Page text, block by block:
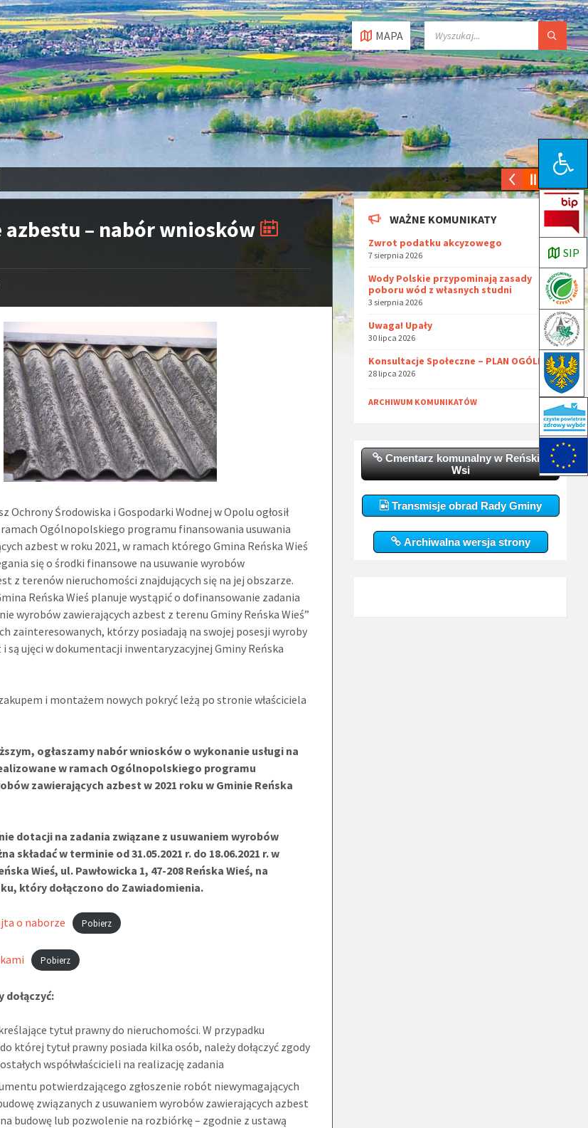
Open toolbar
SIP
MAPA
azbestu – nabór wniosków
Ochrony Środowiska i Gospodarki Wodnej w Opolu ogłosił
Ogólnopolskiego programu finansowania usuwania
azbest w roku 2021, w ramach którego Gmina Reńska Wieś
się o środki finansowe na usuwanie wyrobów
z terenów nieruchomości znajdujących się na jej obszarze.
Reńska Wieś planuje wystąpić o dofinansowanie zadania
wyrobów zawierających azbest z terenu Gminy Reńska Wieś”
zainteresowanych, którzy posiadają na swojej posesji wyroby
są ujęci w dokumentacji inwentaryzacyjnej Gminy Reńska
i montażem nowych pokryć leżą po stronie właściciela
ogłaszamy nabór wniosków o wykonanie usługi na
w ramach Ogólnopolskiego programu
zawierających azbest w 2021 roku w Gminie Reńska
dotacji na zadania związane z usuwaniem wyrobów
składać w terminie od 31.05.2021 r. do 18.06.2021 r. w
Wieś, ul. Pawłowicka 1, 47-208 Reńska Wieś, na
który dołączono do Zawiadomienia.
o naborze Pobierz
Pobierz
dołączyć:
tytuł prawny do nieruchomości. W przypadku
której tytuł prawny posiada kilka osób, należy dołączyć zgody
współwłaścicieli na realizację zadania
potwierdzającego zgłoszenie robót niewymagających
związanych z usuwaniem wyrobów zawierających azbest
budowę lub pozwolenie na rozbiórkę – zgodnie z ustawą
WAŻNE KOMUNIKATY
Zwrot podatku akcyzowego
7 sierpnia 2026
Wody Polskie przypominają zasady
poboru wód z własnych studni
3 sierpnia 2026
Uwaga! Upały
30 lipca 2026
Konsultacje Społeczne – PLAN OGÓLNY
28 lipca 2026
ARCHIWUM KOMUNIKATÓW
Cmentarz komunalny w Reńskiej
Wsi
Transmisje obrad Rady Gminy
Archiwalna wersja strony